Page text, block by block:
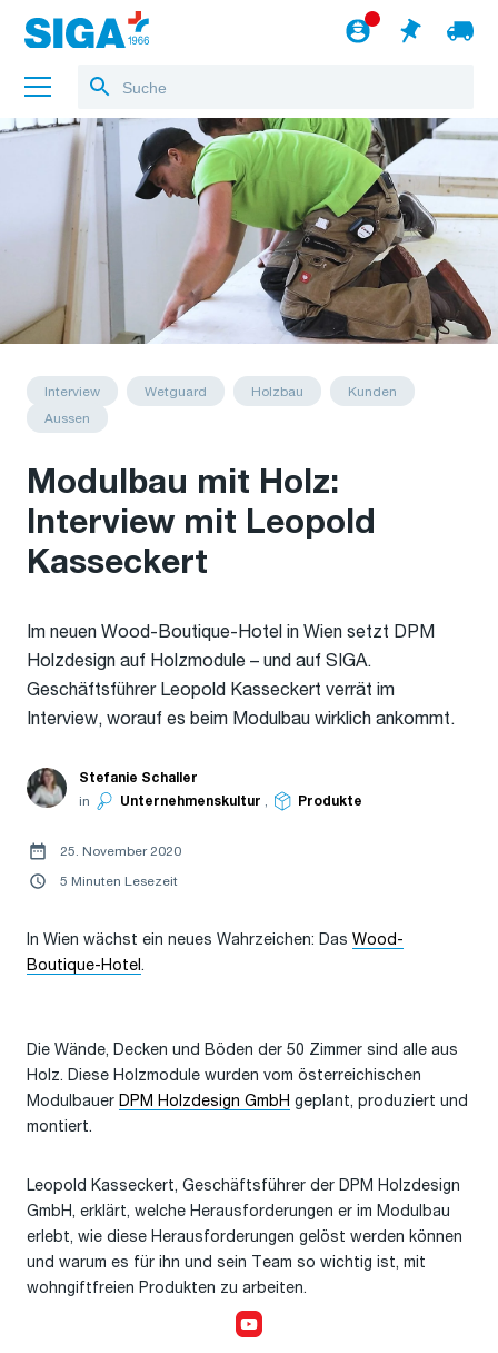
Über uns
Referenzen
Blog
Deutsch
Interview Wetguard Holzbau
Kunden
Aussen
Modulbau mit Holz:
Interview mit Leopold
Kasseckert
Im neuen Wood-Boutique-Hotel in Wien setzt DPM
Holzdesign auf Holzmodule – und auf SIGA.
Geschäftsführer Leopold Kasseckert verrät im
Interview, worauf es beim Modulbau wirklich ankommt.
Stefanie Schaller
in
Unternehmenskultur , Produkte
25. November 2020
5 Minuten Lesezeit
In Wien wächst ein neues Wahrzeichen: Das Wood-
Boutique-Hotel .
Die Wände, Decken und Böden der 50 Zimmer sind alle aus
Holz. Diese Holzmodule wurden vom österreichischen
Modulbauer DPM Holzdesign GmbH geplant, produziert und
montiert.
Leopold Kasseckert, Geschäftsführer der DPM Holzdesign
GmbH, erklärt, welche Herausforderungen er im Modulbau
erlebt, wie diese Herausforderungen gelöst werden können
und warum es für ihn und sein Team so wichtig ist, mit
wohngiftfreien Produkten zu arbeiten.